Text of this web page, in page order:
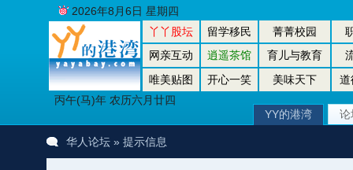
丫丫股坛 留学移民 菁菁校园
网亲互动
逍遥茶馆 育儿与教育
唯美贴图
开心一笑 美味天下
道
丙午(马)年 农历六月廿四
2026年8月6日 星期四
YY的港湾 论
华人论坛» 提示信息